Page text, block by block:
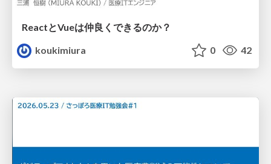
ReactとVueは仲良くできるのか？
koukimiura
0 42